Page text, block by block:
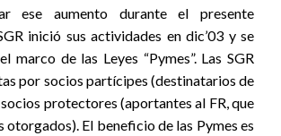
ese aumento durante el presente
inició sus actividades en dic’03 y se
marco de las Leyes “Pymes”. Las SGR
por socios partícipes (destinatarios de
protectores (aportantes al FR, que
otorgados). El beneficio de las Pymes es